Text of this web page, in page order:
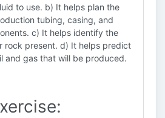
to use. b) It helps plan the
tubing, casing, and
c) It helps identify the
rock present. d) It helps predict
and gas that will be produced.